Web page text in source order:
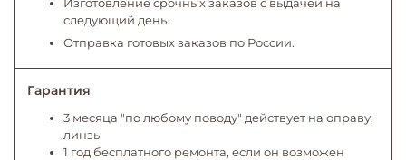
следующий день.
Отправка готовых заказов по России.
Гарантия
3 месяца "по любому поводу" действует на оправу,
линзы
1 год бесплатного ремонта, если он возможен